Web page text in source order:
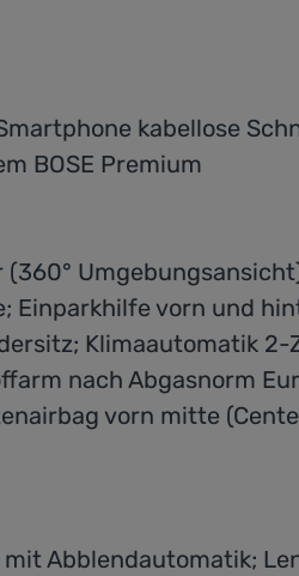
kabellose
BOSE Premium
Einparkhilfe vorn und
Klimaautomatik
nach Abgasnorm
vorn mitte
Abblendautomatik;